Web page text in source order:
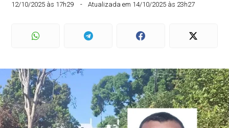
12/10/2025 às 17h29 Atualizada em 14/10/2025 às 23h27